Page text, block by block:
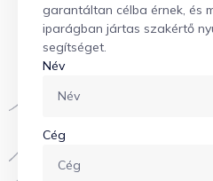
garantáltan célba érnek, és
iparágban jártas szakértő
segítséget.
Név
Cég